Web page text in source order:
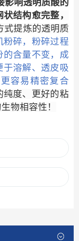
影响透明质酸的
结构愈完整，
式提炼的透明质
粉碎，粉碎过程
的含量不变，成
于溶解、透皮吸
容易精密复合
纯度、更好的粘
物相容性！